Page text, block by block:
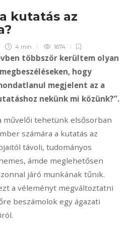
kutatás az
4 min 1674
többször kerültem olyan
hogy
megjelent az a
nekünk mi közünk?”.
művelői tehetünk elsősorban
számára a kutatás az
távoli, tudományos
ámde meglehetősen
járó munkának tűnik.
a véleményt megváltoztatni
beszámolok egy ágazati